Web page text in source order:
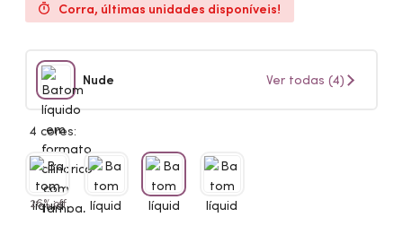
Corra, últimas unidades disponíveis!
Nude Ver todas (4)
4 cores:
26% off